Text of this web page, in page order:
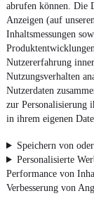
abrufen können. Die
Anzeigen (auf
Inhaltsmessungen
Nutzererfahrung
Nutzungsverhalten
Nutzerdaten
zur Personalisierung
in ihrem eigenen
Speichern von
Personalisierte
Performance von
Verbesserung von
¹MwSt. ausweisbar
4.6
Nutze
Impressum